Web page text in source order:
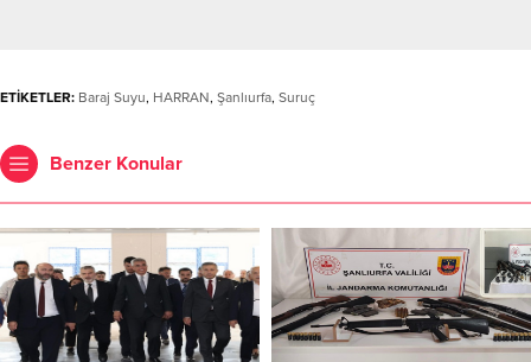
ETİKETLER: Baraj Suyu, HARRAN, Şanlıurfa, Suruç
Benzer Konular